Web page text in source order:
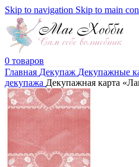
Skip to navigation Skip to main
0 товаров
Главная Декупаж Декупажные
декупажа Декупажная карта